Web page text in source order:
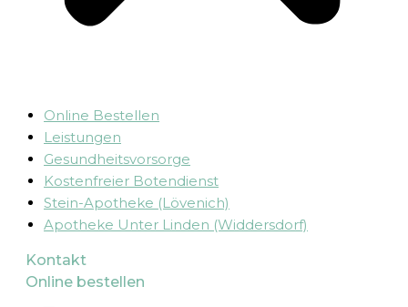
Online Bestellen
Leistungen
Gesundheitsvorsorge
Kostenfreier Botendienst
Stein-Apotheke (Lövenich)
Apotheke Unter Linden (Widdersdorf)
Kontakt
Online bestellen